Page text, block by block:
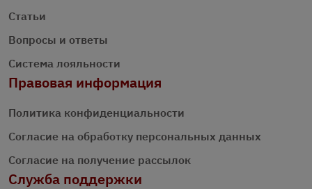
Статьи
Вопросы и ответы
Система лояльности
Правовая информация
Политика конфиденциальности
Согласие на обработку персональных данных
Согласие на получение рассылок
Служба поддержки